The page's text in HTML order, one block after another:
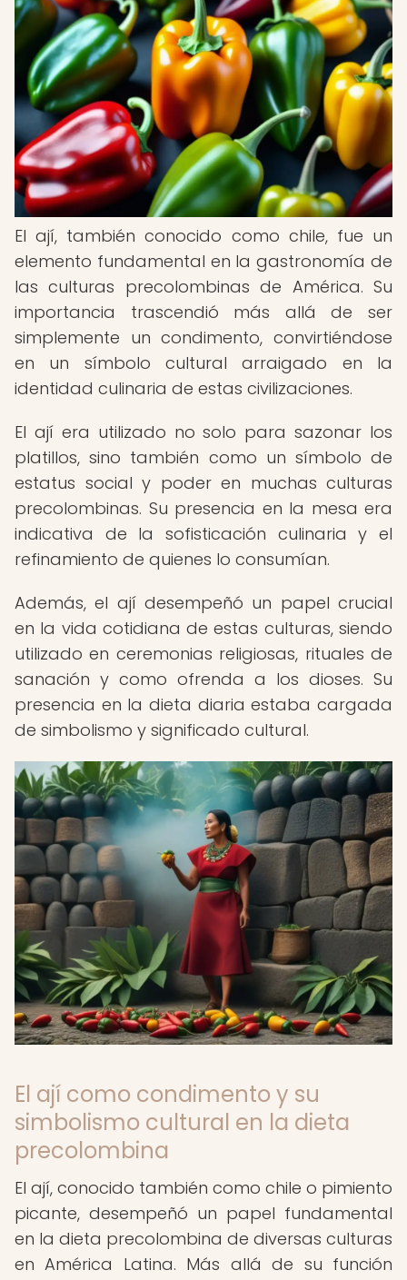
El ají, también conocido como chile, fue un
elemento fundamental en la gastronomía de
las culturas precolombinas de América. Su
importancia trascendió más allá de ser
simplemente un condimento, convirtiéndose
en un símbolo cultural arraigado en la
identidad culinaria de estas civilizaciones.
El ají era utilizado no solo para sazonar los
platillos, sino también como un símbolo de
estatus social y poder en muchas culturas
precolombinas. Su presencia en la mesa era
indicativa de la sofisticación culinaria y el
refinamiento de quienes lo consumían.
Además, el ají desempeñó un papel crucial
en la vida cotidiana de estas culturas, siendo
utilizado en ceremonias religiosas, rituales de
sanación y como ofrenda a los dioses. Su
presencia en la dieta diaria estaba cargada
de simbolismo y significado cultural.
El ají como condimento y su
simbolismo cultural en la dieta
precolombina
El ají, conocido también como chile o pimiento
picante, desempeñó un papel fundamental
en la dieta precolombina de diversas culturas
en América Latina. Más allá de su función